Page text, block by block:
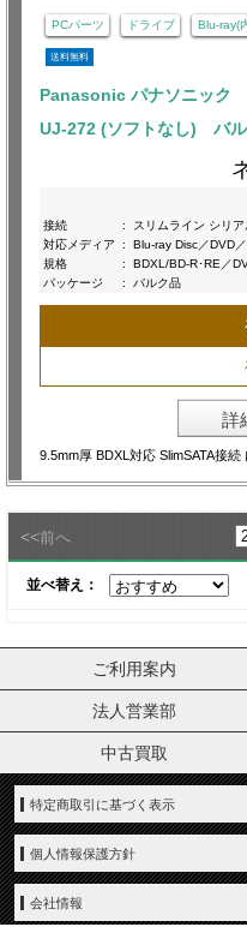
PCパーツ ドライブ Blu-ray(
送料無料
Panasonic パナソニック
UJ-272 (ソフトなし) バル
接続
:
スリムライン シリア
対応メディア
:
Blu-ray Disc／DVD
規格
:
BDXL/BD-R･RE／
パッケージ
: バルク品
詳
9.5mm厚 BDXL対応 SlimSATA接
<<前へ
並べ替え：
ご利用案内
法人営業部
中古買取
特定商取引に基づく表示
個人情報保護方針
会社情報